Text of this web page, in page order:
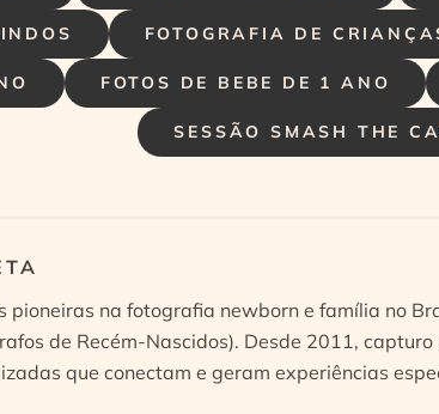
FOTOGRAFIA DE
FOTOS DE BEBE DE 1 ANO
SESSÃO SMASH THE
pioneiras na fotografia newborn e família no
de Recém-Nascidos). Desde 2011,
que conectam e geram experiências